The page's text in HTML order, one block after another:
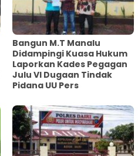
Bangun M.T Manalu
Didampingi Kuasa Hukum
Laporkan Kades Pegagan
Julu VI Dugaan Tindak
Pidana UU Pers